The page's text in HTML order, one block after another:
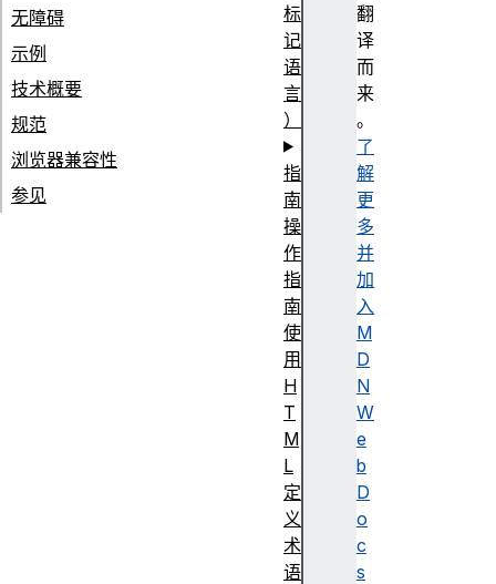
翻
译
而
来
。
了
解
更
多
并
加
入
M
D
N
W
e
b
D
o
c
s
无障碍
示例
技术概要
规范
浏览器兼容性
参见
标
记
语
言
）
指
南
操
作
指
南
使
用
H
T
M
L
定
义
术
语